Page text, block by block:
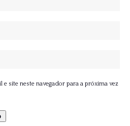
e site neste navegador para a próxima vez